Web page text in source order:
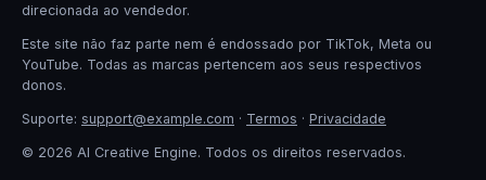
direcionada ao vendedor.
Este site não faz parte nem é endossado por TikTok, Meta ou
YouTube. Todas as marcas pertencem aos seus respectivos
donos.
Suporte: support@example.com · Termos · Privacidade
© 2026 AI Creative Engine. Todos os direitos reservados.